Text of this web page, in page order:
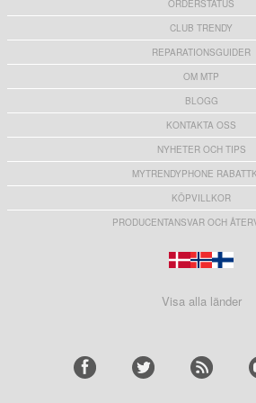
ORDERSTATUS
CLUB TRENDY
REPARATIONSGUIDER
OM MTP
BLOGG
KONTAKTA OSS
NYHETER OCH TIPS
MYTRENDYPHONE
KÖPVILLKOR
PRODUCENTANSVAR OCH
Visa alla länder